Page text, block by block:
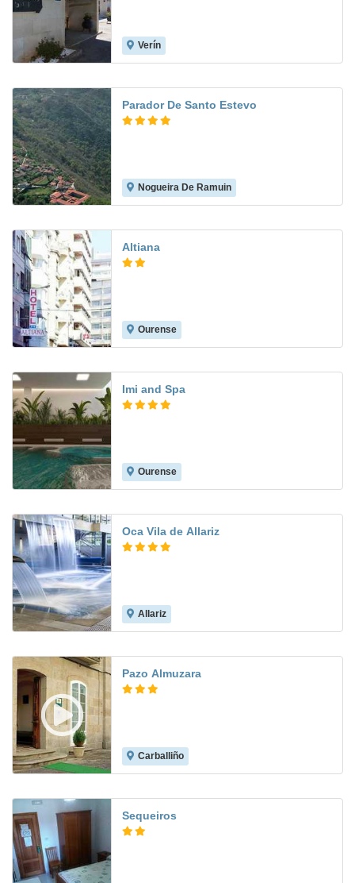
Verín
Parador De Santo Estevo
Nogueira De Ramuin
Altiana
Ourense
Imi and Spa
Ourense
Oca Vila de Allariz
Allariz
Pazo Almuzara
Carballiño
Sequeiros